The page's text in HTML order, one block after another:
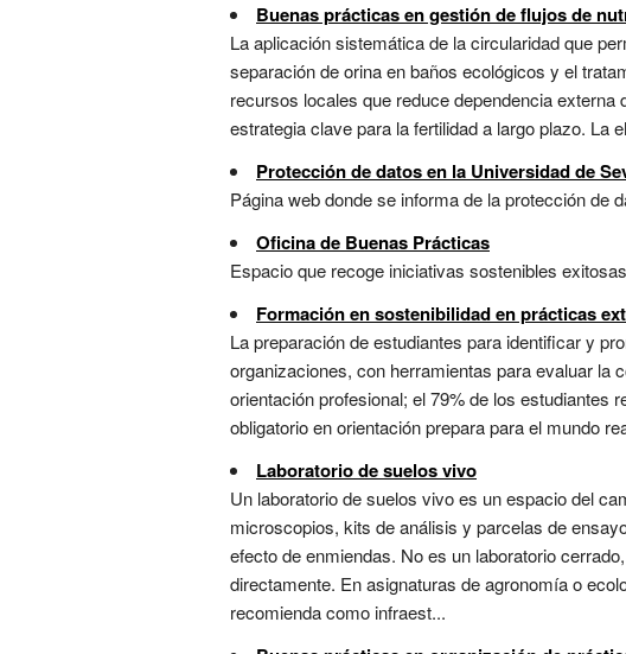
Buenas prácticas en gestión de flujos de
La aplicación sistemática de la circularidad que
separación de orina en baños ecológicos y el
recursos locales que reduce dependencia
estrategia clave para la fertilidad a largo plazo. La
Protección de datos en la Universidad de
Página web donde se informa de la protección de
Oficina de Buenas Prácticas
Espacio que recoge iniciativas sostenibles
Formación en sostenibilidad en prácticas
La preparación de estudiantes para identificar y
organizaciones, con herramientas para evaluar la
orientación profesional; el 79% de los estudiantes
obligatorio en orientación prepara para el mundo
Laboratorio de suelos vivo
Un laboratorio de suelos vivo es un espacio del
microscopios, kits de análisis y parcelas de
efecto de enmiendas. No es un laboratorio
directamente. En asignaturas de agronomía o
recomienda como infraest...